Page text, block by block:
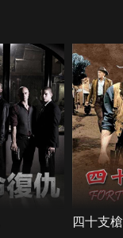
四十支槍